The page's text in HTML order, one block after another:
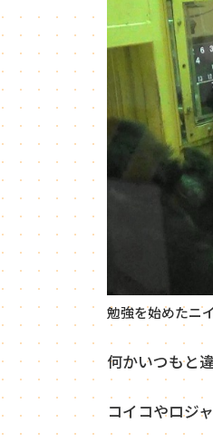
勉強を始めたニ
何かいつもと
コイコやロジ